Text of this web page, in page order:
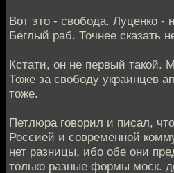
Вот это - свобода. Луценко -
Беглый раб. Точнее сказать
Кстати, он не первый такой.
Тоже за свободу украинцев
тоже.
Петлюра говорил и писал,
Россией и современной
нет разницы, ибо обе они
только разные формы моск.